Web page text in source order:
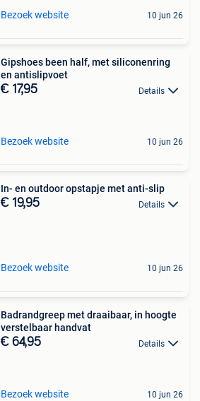
Bezoek website 10 jun 26
Gipshoes been half, met siliconenring
en antislipvoet
€ 17,95 Details
Bezoek website 10 jun 26
In- en outdoor opstapje met anti-slip
€ 19,95 Details
Bezoek website 10 jun 26
Badrandgreep met draaibaar, in hoogte
verstelbaar handvat
€ 64,95 Details
Bezoek website 10 jun 26